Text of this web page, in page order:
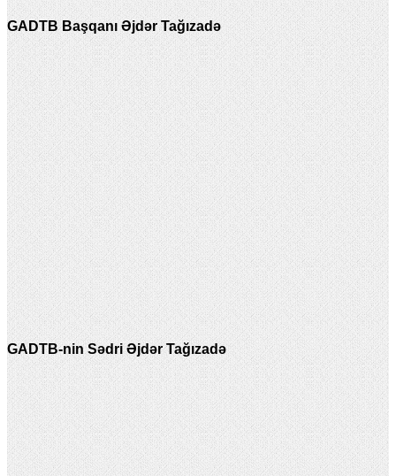
GADTB Başqanı Əjdər Tağızadə
GADTB-nin Sədri Əjdər Tağızadə